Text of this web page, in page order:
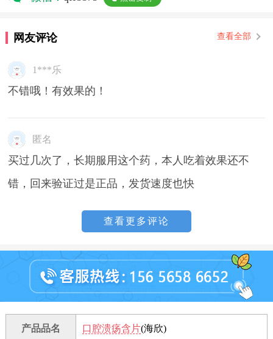
网友评论 查看全部
1***乐
不错哦！有效果的！
匿名
买过几次了，长期服用这个药，本人吃着效果还不
错，回来验证过是正品，发货速度也快
查看更多评论
产品品名 口腔溃疡含片(海欣)